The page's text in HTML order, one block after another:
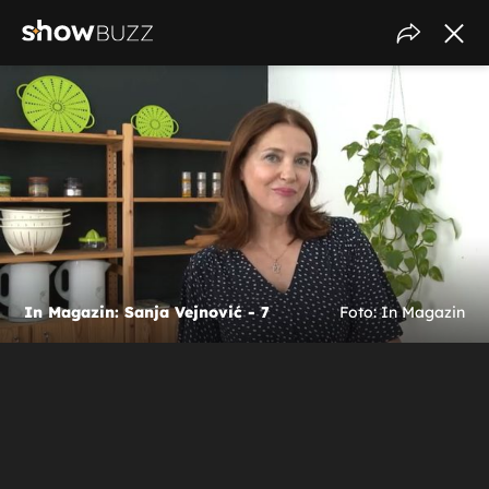
In Magazin: Sanja Vejnović - 7 Foto: In Magazin